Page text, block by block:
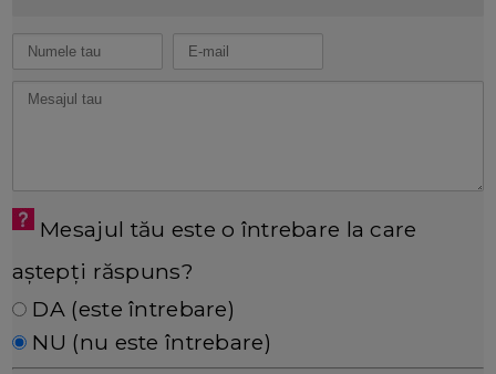
Mesajul tău este o întrebare la care
aștepți răspuns?
DA (este întrebare)
NU (nu este întrebare)